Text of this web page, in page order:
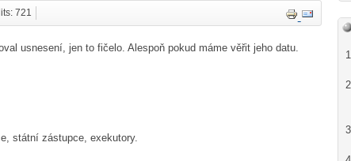
721
usnesení, jen to fičelo. Alespoň pokud máme věřit jeho datu.
státní zástupce, exekutory.